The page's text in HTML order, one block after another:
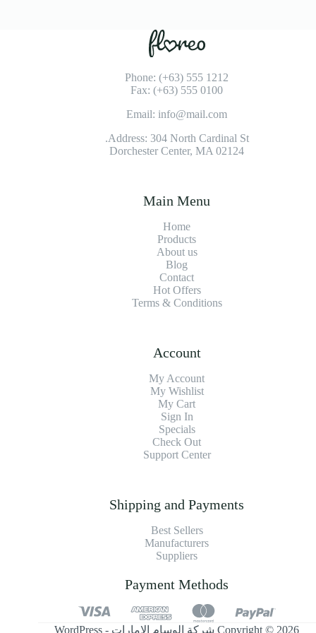
Phone: (+63) 555 1212
Fax: (+63) 555 0100
Email: info@mail.com
Address: 304 North Cardinal St.
Dorchester Center, MA 02124
Main Menu
Home
Products
About us
Blog
Contact
Hot Offers
Terms & Conditions
Account
My Account
My Wishlist
My Cart
Sign In
Specials
Check Out
Support Center
Shipping and Payments
Best Sellers
Manufacturers
Suppliers
Payment Methods
Copyright © 2026 شركة الوسام الإمارات - WordPress